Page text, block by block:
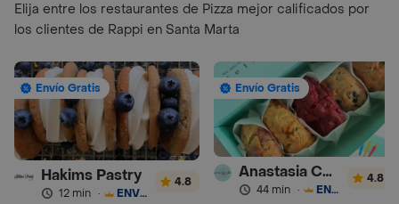
Elija entre los restaurantes de Pizza mejor calificados por
los clientes de Rappi en Santa Marta
Envío Gratis
Hakims Pastry
12 min · ENVÍO GRATIS
4.8
Envío Gratis
Anastasia Cookies
44 min · ENVÍO GRATIS
4.8